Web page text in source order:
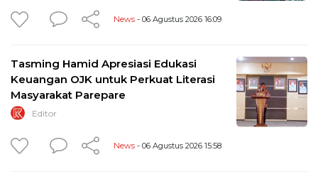
News - 06 Agustus 2026 16:09
Tasming Hamid Apresiasi Edukasi
Keuangan OJK untuk Perkuat Literasi
Masyarakat Parepare
Editor
News - 06 Agustus 2026 15:58